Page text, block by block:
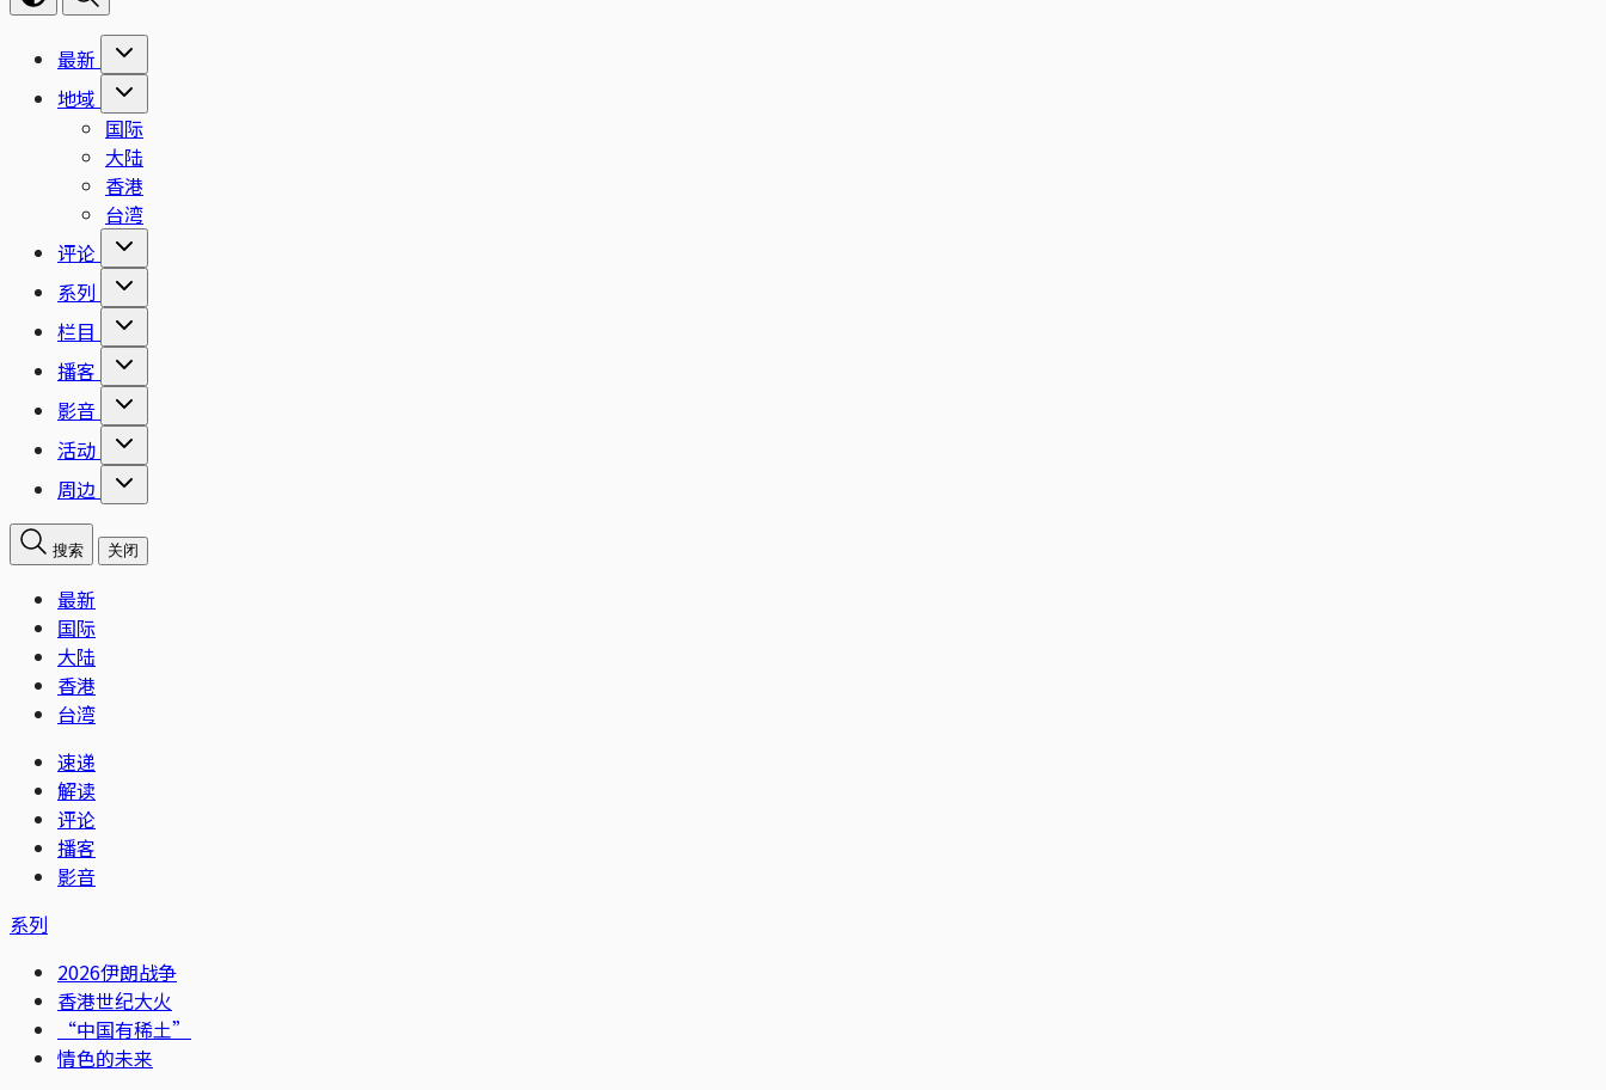
最新
地域
国际
大陆
香港
台湾
评论
系列
栏目
播客
影音
活动
周边
搜索 关闭
最新
国际
大陆
香港
台湾
速递
解读
评论
播客
影音
系列
2026伊朗战争
香港世纪大火
“中国有稀土”
情色的未来